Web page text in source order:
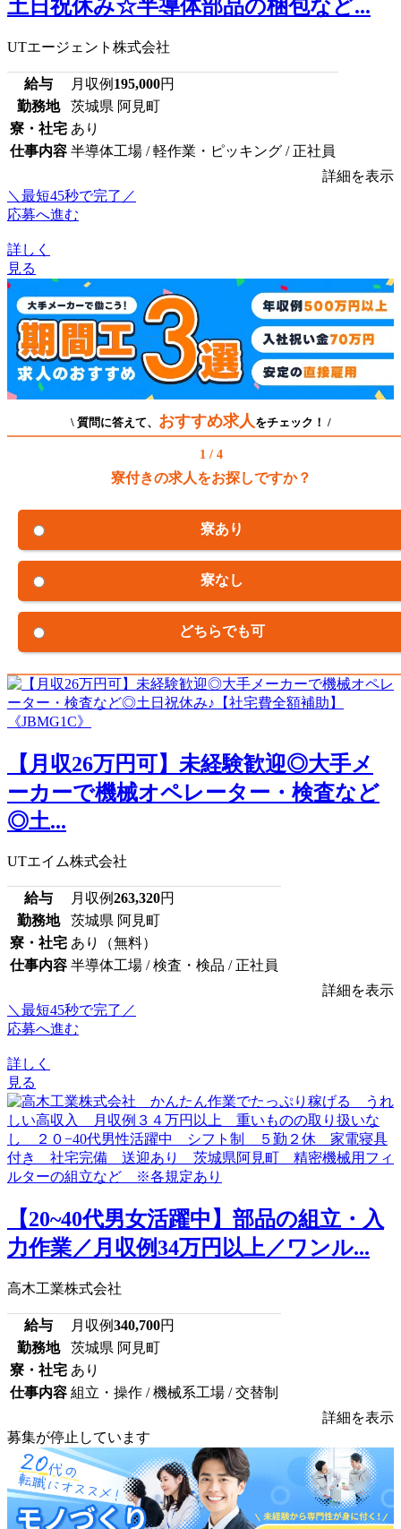
土日祝休み☆半導体部品の梱包など...
UTエージェント株式会社
給与 月収例 195,000円
勤務地
茨城県 阿見町
寮・社宅 あり
仕事内容 半導体工場 / 軽作業・ピッキング / 正社員
詳細を表示
＼最短45秒で完了／
応募へ進む
詳しく
見る
\ 質問に答えて、 おすすめ求人 をチェック！ /
1 / 4
寮付きの求人をお探しですか？
寮あり
寮なし
どちらでも可
【月収26万円可】未経験歓迎◎大手メ
ーカーで機械オペレーター・検査など
◎土...
UTエイム株式会社
給与 月収例263,320円
勤務地
茨城県 阿見町
寮・社宅 あり（無料）
仕事内容 半導体工場 / 検査・検品 / 正社員
詳細を表示
＼最短45秒で完了／
応募へ進む
詳しく
見る
【20~40代男女活躍中】部品の組立・入
力作業／月収例34万円以上／ワンル...
高木工業株式会社
給与 月収例340,700円
勤務地
茨城県 阿見町
寮・社宅 あり
仕事内容 組立・操作 / 機械系工場 / 交替制
詳細を表示
募集が停止しています